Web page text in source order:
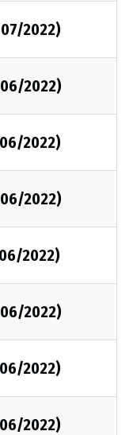
2022)
2022)
2022)
2022)
2022)
2022)
2022)
2022)